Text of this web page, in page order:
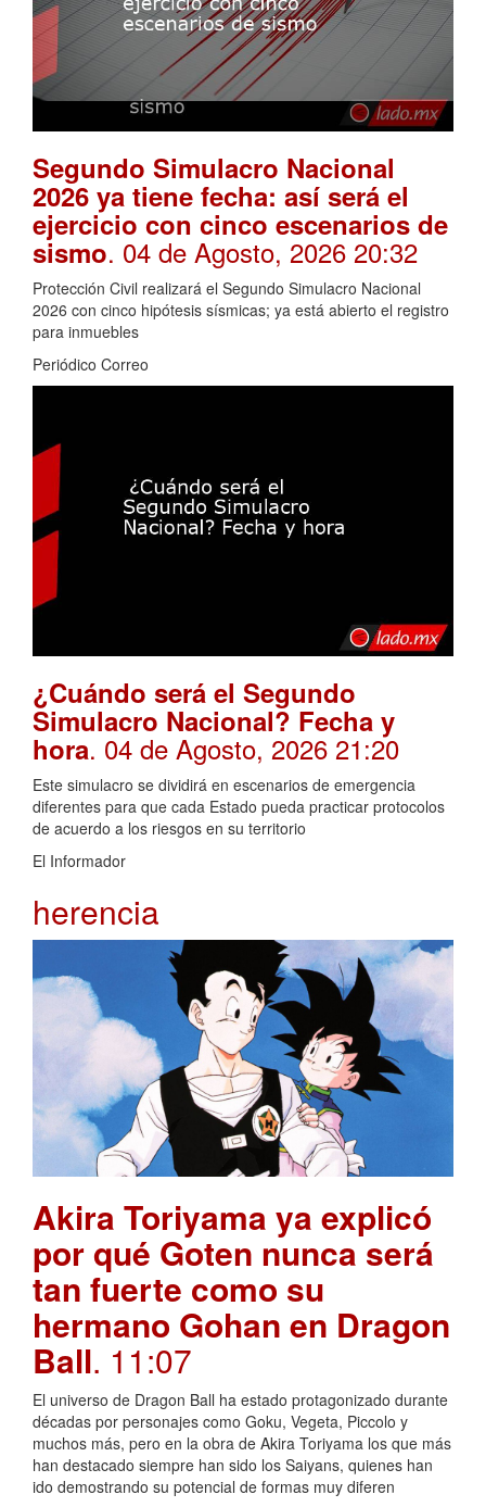
Segundo Simulacro Nacional
2026 ya tiene fecha: así será el
ejercicio con cinco escenarios de
sismo. 04 de Agosto, 2026 20:32
Protección Civil realizará el Segundo Simulacro Nacional
2026 con cinco hipótesis sísmicas; ya está abierto el registro
para inmuebles
Periódico Correo
¿Cuándo será el Segundo
Simulacro Nacional? Fecha y
hora. 04 de Agosto, 2026 21:20
Este simulacro se dividirá en escenarios de emergencia
diferentes para que cada Estado pueda practicar protocolos
de acuerdo a los riesgos en su territorio
El Informador
herencia
Akira Toriyama ya explicó
por qué Goten nunca será
tan fuerte como su
hermano Gohan en Dragon
Ball. 11:07
El universo de Dragon Ball ha estado protagonizado durante
décadas por personajes como Goku, Vegeta, Piccolo y
muchos más, pero en la obra de Akira Toriyama los que más
han destacado siempre han sido los Saiyans, quienes han
ido demostrando su potencial de formas muy diferen